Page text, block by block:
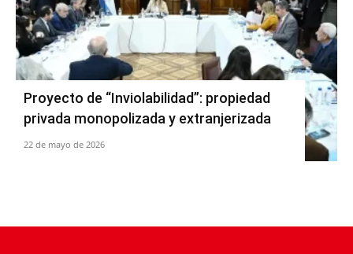
Proyecto de “Inviolabilidad”: propiedad
privada monopolizada y extranjerizada
22 de mayo de 2026